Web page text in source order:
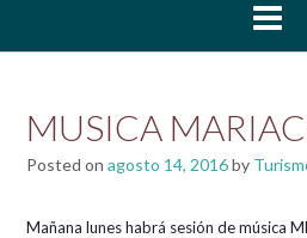
MUSICA
Posted on agosto 14, 2016by
Mañana lunes habrá sesión de música